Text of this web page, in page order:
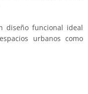
diseño funcional ideal
urbanos como